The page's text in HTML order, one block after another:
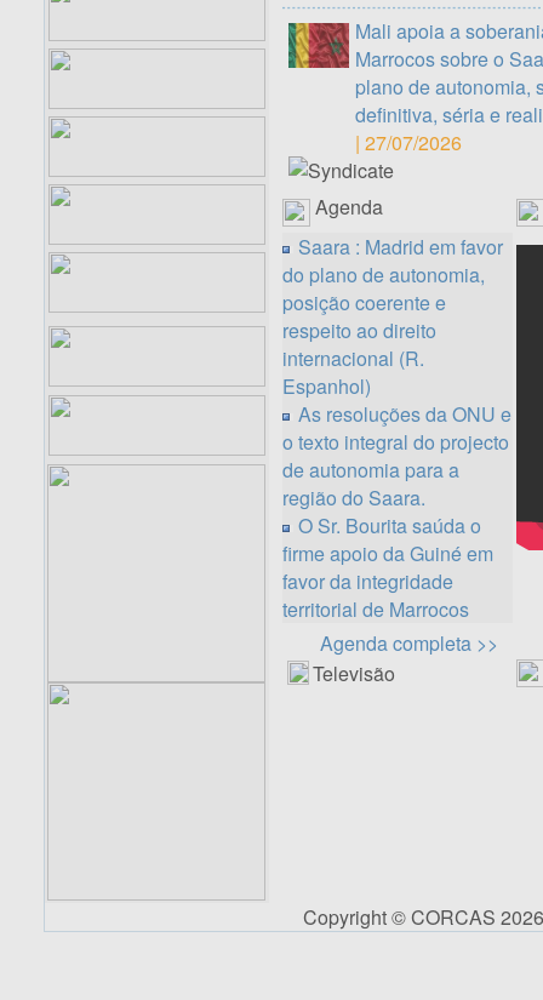
Mali apoia a
Marrocos sobre o
plano de autonomia,
definitiva, séria e
| 27/07/2026
Agenda
Saara : Madrid em favor
do plano de autonomia,
posição coerente e
respeito ao direito
internacional (R.
Espanhol)
As resoluções da ONU e
o texto integral do projecto
de autonomia para a
região do Saara.
O Sr. Bourita saúda o
firme apoio da Guiné em
favor da integridade
territorial de Marrocos
Agenda completa >>
Televisão
Copyright © CORCAS 2026